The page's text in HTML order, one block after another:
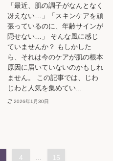
「最近、肌の調子がなんとなく
冴えない…」「スキンケアを頑
張っているのに、年齢サインが
隠せない…」 そんな風に感じ
ていませんか？ もしかした
ら、それは今のケアが肌の根本
原因に届いていないのかもしれ
ません。 この記事では、じわ
じわと人気を集めてい...
2026年1月30日
4 15